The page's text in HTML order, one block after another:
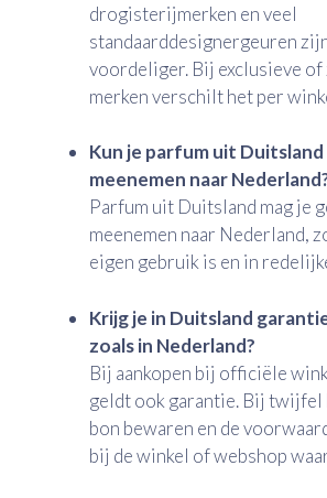
drogisterijmerken en veel
standaarddesignergeuren
voordeliger. Bij exclusieve of
merken verschilt het per
Kun je parfum uit
meenemen naar
Parfum uit Duitsland mag je
meenemen naar Nederland,
eigen gebruik is en in
Krijg je in Duitsland
zoals in Nederland?
Bij aankopen bij officiële
geldt ook garantie. Bij twijfel
bon bewaren en de
bij de winkel of webshop